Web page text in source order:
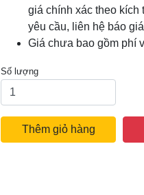
giá chính xác theo
yêu cầu, liên hệ báo
Giá chưa bao gồm phí
Số lượng
Thêm giỏ hàng